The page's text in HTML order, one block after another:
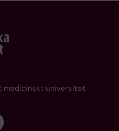
universitet